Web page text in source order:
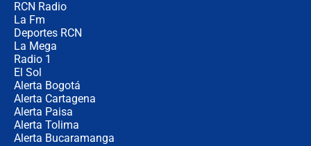
RCN Radio
La Fm
Deportes RCN
La Mega
Radio 1
El Sol
Alerta Bogotá
Alerta Cartagena
Alerta Paisa
Alerta Tolima
Alerta Bucaramanga